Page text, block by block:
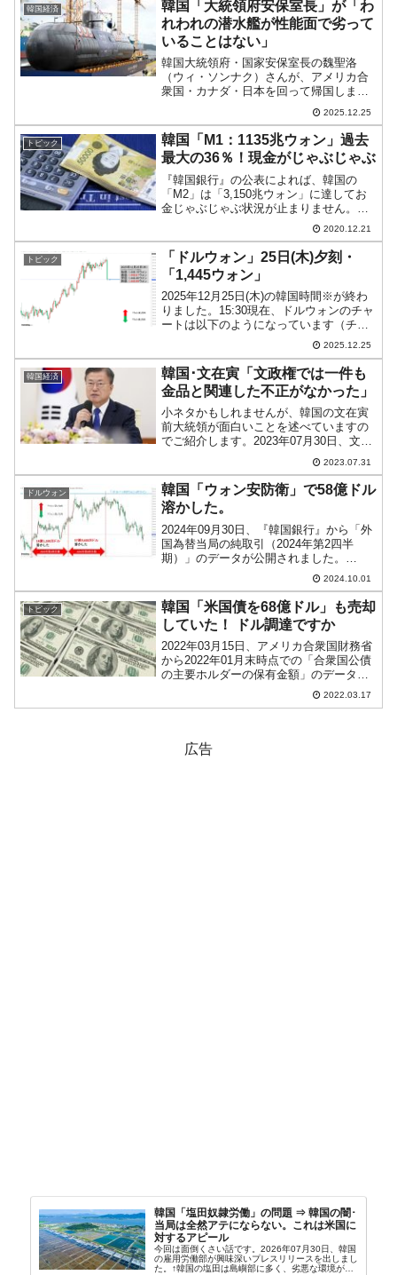
韓国経済
韓国「大統領府安保室長」が「わ
れわれの潜水艦が性能面で劣って
いることはない」
韓国大統領府・国家安保室長の魏聖洛
（ウィ・ソンナク）さんが、アメリカ合
衆国・カナダ・日本を回って帰国しまし
た。合衆国では先にご紹介したとおり
「原子力潜水艦の建造問題」について話
し、国連も回っています。ちなみに訪日
では、茂木敏充外務大臣と会談...
2025.12.25
トピック
韓国「M1：1135兆ウォン」過去
最大の36％！現金がじゃぶじゃぶ
『韓国銀行』の公表によれば、韓国の
「M2」は「3,150兆ウォン」に達してお
金じゃぶじゃぶ状況が止まりません。面
白いことに「M2」における「M1」の割
合が2020年10月段階で「36.0％」に達
し、1986年以来で最大の数字となってい
ます。...
2020.12.21
トピック
「ドルウォン」25日(木)夕刻・
「1,445ウォン」
2025年12月25日(木)の韓国時間※が終わ
りました。15:30現在、ドルウォンのチャ
ートは以下のようになっています（チャ
ートは『Investing.com』より引用）。現
在のところ「1ドル＝1,445ウォン」でロ
ーソク足の実体部分はほと...
2025.12.25
韓国経済
韓国･文在寅「文政権では一件も
金品と関連した不正がなかった」
小ネタかもしれませんが、韓国の文在寅
前大統領が面白いことを述べていますの
でご紹介します。2023年07月30日、文在
寅さんは自身のSNSで『私の青瓦台日
記』という本を紹介しました（下掲は表
紙）。これは、青瓦台国政広報秘書官を
務めたユン・ジェ...
2023.07.31
ドルウォン
韓国「ウォン安防衛」で58億ドル
溶かした。
2024年09月30日、『韓国銀行』から「外
国為替当局の純取引（2024年第2四半
期）」のデータが公開されました。
□2024年第2四半期中、市場安定化のため
に外国為替当局が外国為替市場で実施し
た外国為替取引額ㅇ外国為替純取引
額：-57.96...
2024.10.01
トピック
韓国「米国債を68億ドル」も売却
していた！ ドル調達ですか
2022年03月15日、アメリカ合衆国財務省
から2022年01月末時点での「合衆国公債
の主要ホルダーの保有金額」のデータが
公表されました。韓国は驚きの結果にな
っています。以下をご覧ください。⇒参
2022.03.17
広告
韓国「塩田奴隷労働」の問題 ⇒ 韓国の闇･
当局は全然アテにならない。これは米国に
対するアピール
今回は面倒くさい話です。2026年07月30日、韓国
の雇用労働部が興味深いプレスリリースを出しまし
た。↑韓国の塩田は島嶼部に多く、劣悪な環境が一